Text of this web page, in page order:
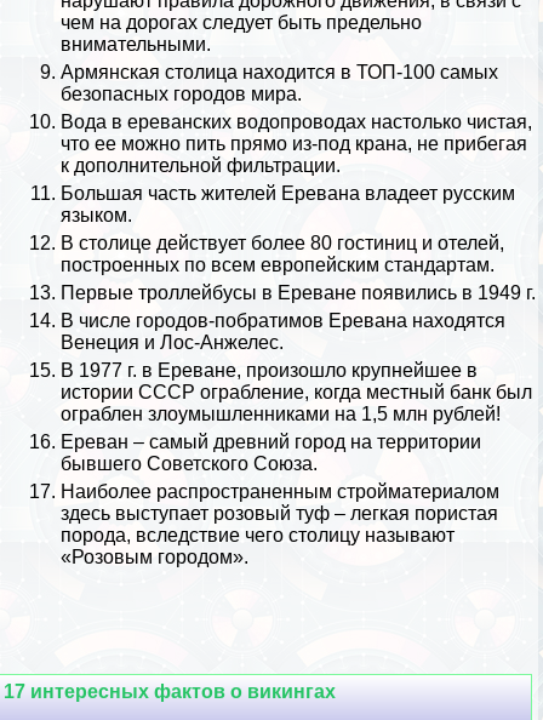
чем на дорогах следует быть предельно
внимательными.
Армянская столица находится в ТОП-100 самых
безопасных городов мира.
Вода в ереванских водопроводах настолько чистая,
что ее можно пить прямо из-под крана, не прибегая
к дополнительной фильтрации.
Большая часть жителей Еревана владеет русским
языком.
В столице действует более 80 гостиниц и отелей,
построенных по всем европейским стандартам.
Первые троллейбусы в Ереване появились в 1949 г.
В числе городов-побратимов Еревана находятся
Венеция и Лос-Анжелес.
В 1977 г. в Ереване, произошло крупнейшее в
истории СССР ограбление, когда местный банк был
ограблен злоумышленниками на 1,5 млн рублей!
Ереван – самый древний город на территории
бывшего Советского Союза.
Наиболее распространенным стройматериалом
здесь выступает розовый туф – легкая пористая
порода, вследствие чего столицу называют
«Розовым городом».
17 интересных фактов о викингах